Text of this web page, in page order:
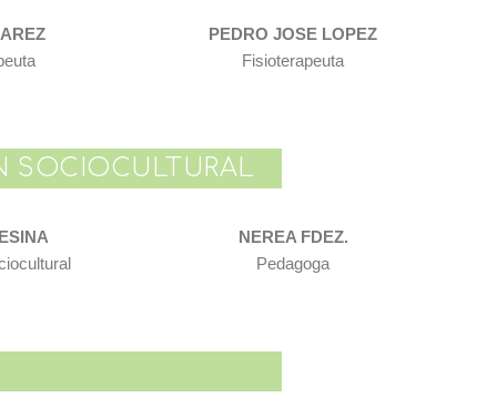
PEDRO JOSE LOPEZ
Fisioterapeuta
SOCIOCULTURAL
NEREA FDEZ.
Pedagoga